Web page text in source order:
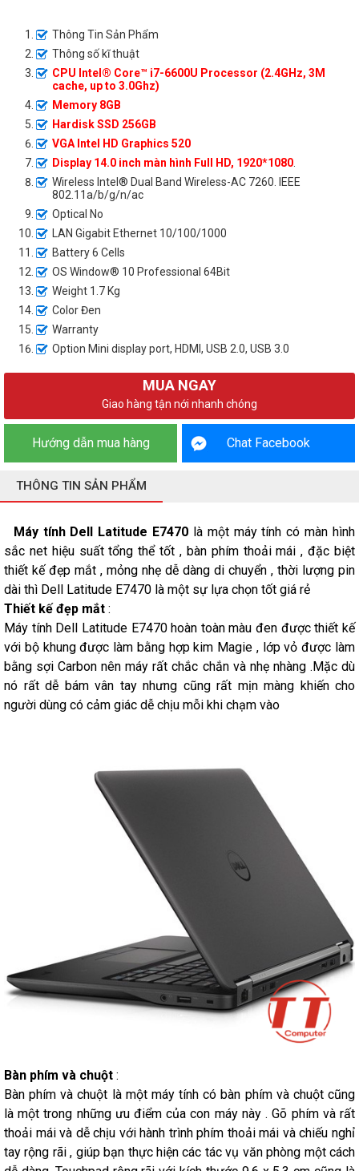
Thông Tin Sản Phẩm
Thông số kĩ thuật
CPU Intel® Core™ i7-6600U Processor (2.4GHz, 3M
cache, up to 3.0Ghz)
Memory 8GB
Hardisk SSD 256GB
VGA Intel HD Graphics 520
Display 14.0 inch màn hình Full HD, 1920*1080
Wireless Intel® Dual Band Wireless-AC 7260. IEEE
802.11a/b/g/n/ac
Optical No
LAN Gigabit Ethernet 10/100/1000
Battery 6 Cells
OS Window® 10 Professional 64Bit
Weight 1.7 Kg
Color Đen
Warranty
Option Mini display port, HDMI, USB 2.0, USB 3.0
MUA NGAY
Giao hàng tận nới nhanh chóng
Hướng dẫn mua hàng Chat Facebook
THÔNG TIN SẢN PHẨM
Máy tính Dell Latitude E7470 là một máy tính có màn hình
sắc net hiệu suất tổng thể tốt , bàn phím thoải mái , đặc biệt
thiết kế đẹp mắt , mỏng nhẹ dễ dàng di chuyển , thời lượng pin
dài thì Dell Latitude E7470 là một sự lựa chọn tốt giá rẻ
Thiết kế đẹp mắt :
Máy tính Dell Latitude E7470 hoàn toàn màu đen được thiết kế
với bộ khung được làm bằng hợp kim Magie , lớp vỏ được làm
bằng sợi Carbon nên máy rất chắc chắn và nhẹ nhàng .Mặc dù
nó rất dễ bám vân tay nhưng cũng rất mịn màng khiến cho
người dùng có cảm giác dễ chịu mỗi khi chạm vào
Bàn phím và chuột :
Bàn phím và chuột là một máy tính có bàn phím và chuột cũng
là một trong những ưu điểm của con máy này . Gõ phím và rất
thoải mái và dễ chịu với hành trình phím thoải mái và chiếu nghỉ
tay rộng rãi , giúp bạn thực hiện các tác vụ văn phòng một cách